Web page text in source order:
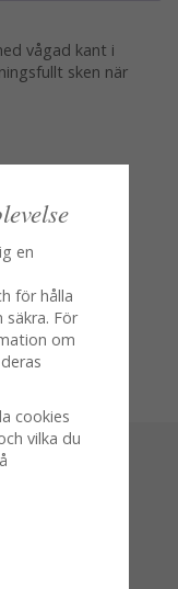
vågad kant i
sken när
en
för hålla
För
om
cookies
vilka du